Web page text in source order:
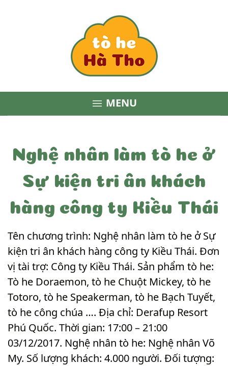
 MENU
Nghệ nhân làm tò he ở
Sự kiện tri ân khách
hàng công ty Kiều Thái
Tên chương trình: Nghệ nhân làm tò he ở Sự
kiện tri ân khách hàng công ty Kiều Thái. Đơn
vị tài trợ: Công ty Kiều Thái. Sản phẩm tò he:
Tò he Doraemon, tò he Chuột Mickey, tò he
Totoro, tò he Speakerman, tò he Bạch Tuyết,
tò he công chúa …. Địa chỉ: Derafup Resort
Phú Quốc. Thời gian: 17:00 – 21:00
03/12/2017. Nghệ nhân tò he: Nghệ nhân Võ
My. Số lượng khách: 4.000 người. Đối tượng: